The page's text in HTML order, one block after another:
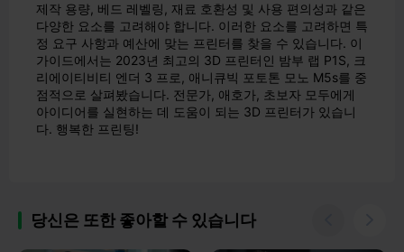
제작 용량, 베드 레벨링, 재료 호환성 및 사용 편의성과 같은
다양한 요소를 고려해야 합니다. 이러한 요소를 고려하면 특
정 요구 사항과 예산에 맞는 프린터를 찾을 수 있습니다. 이
가이드에서는 2023년 최고의 3D 프린터인 밤부 랩 P1S, 크
리에이티비티 엔더 3 프로, 애니큐빅 포토톤 모노 M5s를 중
점적으로 살펴봤습니다. 전문가, 애호가, 초보자 모두에게
아이디어를 실현하는 데 도움이 되는 3D 프린터가 있습니
다. 행복한 프린팅!
당신은 또한 좋아할 수 있습니다